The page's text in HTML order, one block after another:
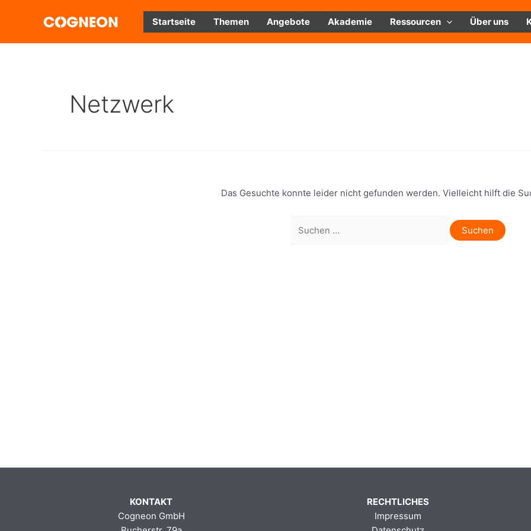
Startseite Themen Angebote Akademie Ressourcen Über uns
Netzwerk
Das Gesuchte konnte leider nicht gefunden werden. Vielleicht hilft die
nach:
KONTAKT
Cogneon GmbH
RECHTLICHES
Impressum